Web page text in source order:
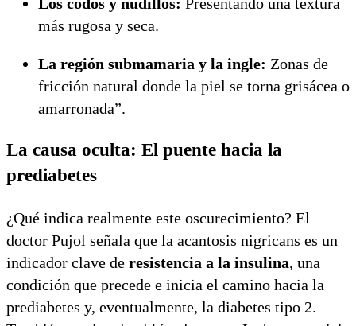
más rugosa y seca.
La región submamaria y la ingle: Zonas de
fricción natural donde la piel se torna grisácea o
amarronada”.
La causa oculta: El puente hacia la
prediabetes
¿Qué indica realmente este oscurecimiento? El
doctor Pujol señala que la acantosis nigricans es un
indicador clave de resistencia a la insulina, una
condición que precede e inicia el camino hacia la
prediabetes y, eventualmente, la diabetes tipo 2.